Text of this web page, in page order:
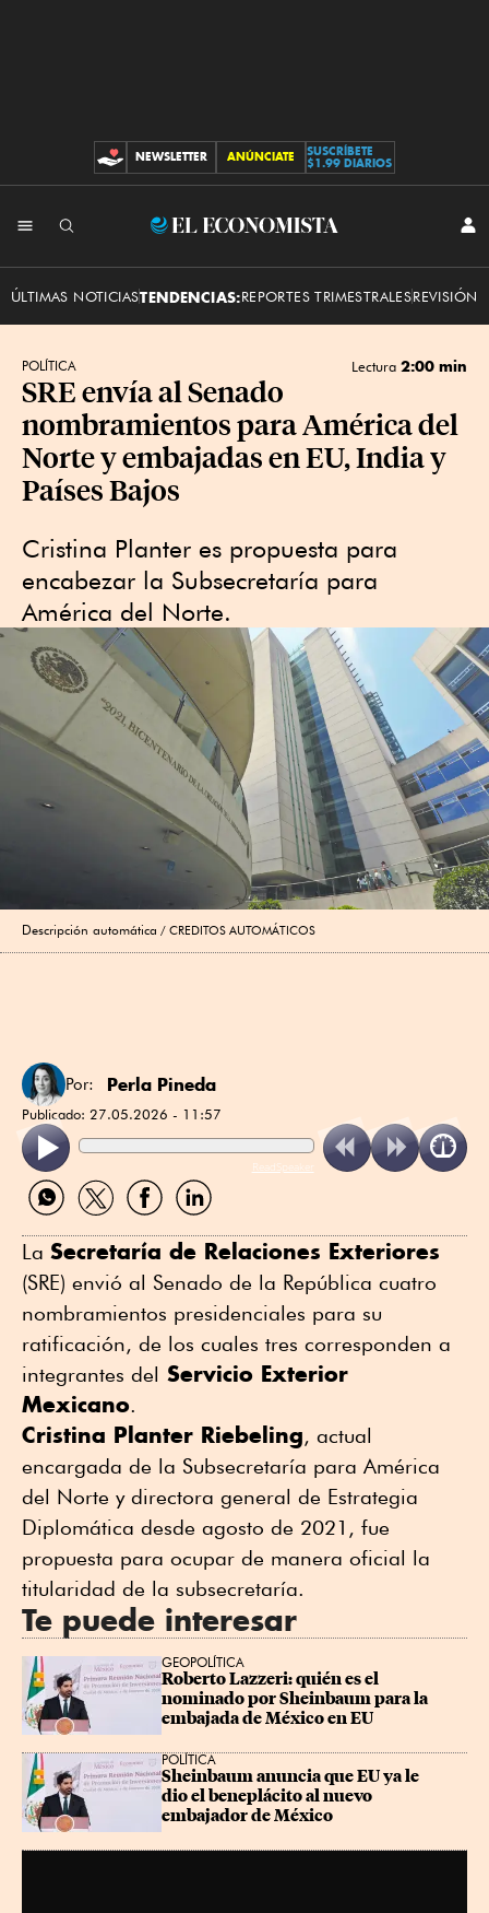
CONTRIBUCIONES
NEWSLETTER ANÚNCIATE
SUSCRÍBETE
$1.99 DIARIOS
El
ÚLTIMAS NOTICIASTENDENCIAS:REPORTES TRIMESTRALESREVISIÓN
POLÍTICA Lectura 2:00 min
SRE envía al Senado
nombramientos para América del
Norte y embajadas en EU, India y
Países Bajos
Cristina Planter es propuesta para
encabezar la Subsecretaría para
América del Norte.
Descripción automática CREDITOS AUTOMÁTICOS
Por: Perla Pineda
Publicado: 27.05.2026 - 11:57
ReadSpeaker
Compartir
por
Compartir
por
Compartir
por
Compartir
por
La Secretaría de Relaciones Exteriores
(SRE) envió al Senado de la República cuatro
nombramientos presidenciales para su
ratificación, de los cuales tres corresponden a
integrantes del Servicio Exterior
Mexicano.
Cristina Planter Riebeling, actual
encargada de la Subsecretaría para América
del Norte y directora general de Estrategia
Diplomática desde agosto de 2021, fue
propuesta para ocupar de manera oficial la
titularidad de la subsecretaría.
Te puede interesar
GEOPOLÍTICA
Roberto Lazzeri: quién es el
nominado por Sheinbaum para la
embajada de México en EU
POLÍTICA
Sheinbaum anuncia que EU ya le
dio el beneplácito al nuevo
embajador de México